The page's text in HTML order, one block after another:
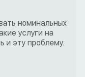
номинальных
услуги на
и эту проблему.